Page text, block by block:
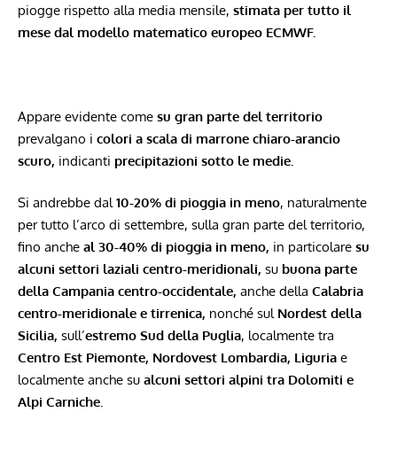
piogge rispetto alla media mensile, stimata per tutto il
mese dal modello matematico europeo ECMWF.
Appare evidente come su gran parte del territorio
prevalgano i colori a scala di marrone chiaro-arancio
scuro, indicanti precipitazioni sotto le medie.
Si andrebbe dal10-20% di pioggia in meno, naturalmente
per tutto l’arco di settembre, sulla gran parte del territorio,
fino anche al 30-40% di pioggia in meno, in particolare su
alcuni settori laziali centro-meridionali, su buona parte
della Campania centro-occidentale, anche della Calabria
centro-meridionale e tirrenica, nonché sulNordest della
Sicilia, sull’estremo Sud della Puglia, localmente tra
Centro Est Piemonte, Nordovest Lombardia, Liguria e
localmente anche su alcuni settori alpini tra Dolomiti e
Alpi Carniche.